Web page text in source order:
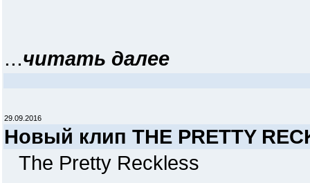
...читать далее
29.09.2016
Новый клип THE PRETTY
The Pretty Reckless